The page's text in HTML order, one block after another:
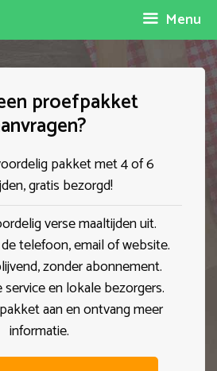
Menu
proefpakket
pakket met 4 of 6
gratis bezorgd!
verse maaltijden uit.
telefoon, email of website.
zonder abonnement.
en lokale bezorgers.
aan en ontvang meer
informatie.